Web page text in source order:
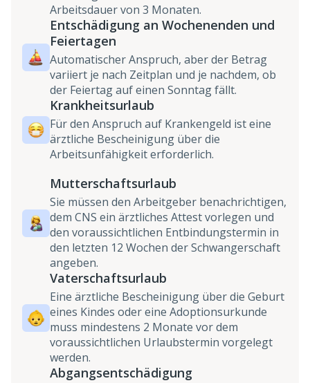
Arbeitsdauer von 3 Monaten.
Entschädigung an Wochenenden und
Feiertagen
Automatischer Anspruch, aber der Betrag
variiert je nach Zeitplan und je nachdem, ob
der Feiertag auf einen Sonntag fällt.
Krankheitsurlaub
Für den Anspruch auf Krankengeld ist eine
ärztliche Bescheinigung über die
Arbeitsunfähigkeit erforderlich.
Mutterschaftsurlaub
Sie müssen den Arbeitgeber benachrichtigen,
dem CNS ein ärztliches Attest vorlegen und
den voraussichtlichen Entbindungstermin in
den letzten 12 Wochen der Schwangerschaft
angeben.
Vaterschaftsurlaub
Eine ärztliche Bescheinigung über die Geburt
eines Kindes oder eine Adoptionsurkunde
muss mindestens 2 Monate vor dem
voraussichtlichen Urlaubstermin vorgelegt
werden.
Abgangsentschädigung